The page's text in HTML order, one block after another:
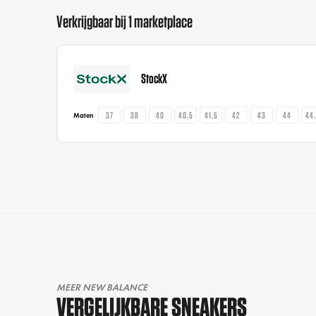
Verkrijgbaar bij 1 marketplace
StockX
Maten 37 38 40 40.5 41.5 42 43 44
MEER NEW BALANCE
VERGELIJKBARE SNEAKERS